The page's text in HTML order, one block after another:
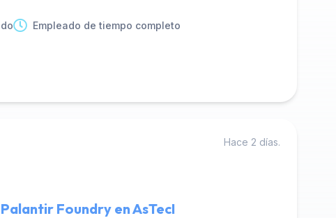
Empleado de tiempo completo
Hace 2 días.
Foundry en AsTecI